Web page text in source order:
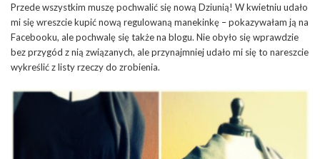
Przede wszystkim muszę pochwalić się nową Dziunią! W kwietniu udało
mi się wreszcie kupić nową regulowaną manekinkę – pokazywałam ją na
Facebooku, ale pochwalę się także na blogu. Nie obyło się wprawdzie
bez przygód z nią związanych, ale przynajmniej udało mi się to nareszcie
wykreślić z listy rzeczy do zrobienia.